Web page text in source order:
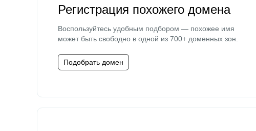
Регистрация похожего домена
Воспользуйтесь удобным подбором — похожее имя
может быть свободно в одной из 700+ доменных зон.
Подобрать домен